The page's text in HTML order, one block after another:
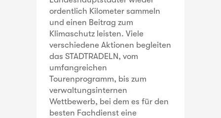
ordentlich Kilometer sammeln
und einen Beitrag zum
Klimaschutz leisten. Viele
verschiedene Aktionen begleiten
das STADTRADELN, vom
umfangreichen
Tourenprogramm, bis zum
verwaltungsinternen
Wettbewerb, bei dem es für den
besten Fachdienst eine